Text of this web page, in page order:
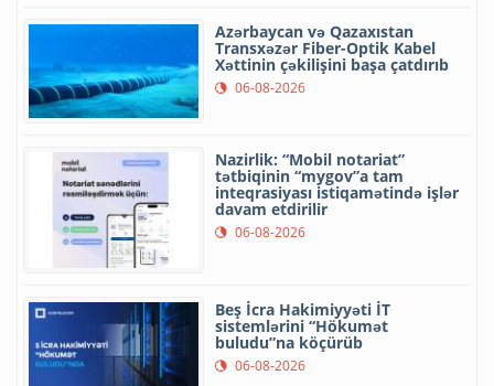
Azərbaycan və Qazaxıstan
Transxəzər Fiber-Optik Kabel
Xəttinin çəkilişini başa çatdırıb
06-08-2026
Nazirlik: “Mobil notariat”
tətbiqinin “mygov”a tam
inteqrasiyası istiqamətində işlər
davam etdirilir
06-08-2026
Beş İcra Hakimiyyəti İT
sistemlərini “Hökumət
buludu”na köçürüb
06-08-2026